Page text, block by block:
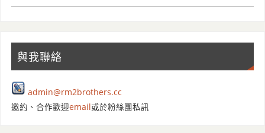
與我聯絡
admin@rm2brothers.cc
邀約、合作歡迎email或於粉絲團私訊